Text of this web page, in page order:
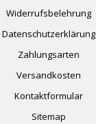
Widerrufsbelehrung
Datenschutzerklärung
Zahlungsarten
Versandkosten
Kontaktformular
Sitemap